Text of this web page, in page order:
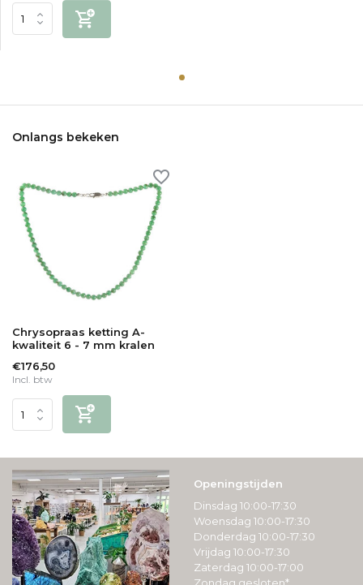
Onlangs bekeken
Chrysopraas ketting A-
kwaliteit 6 - 7 mm kralen
€176,50
Incl. btw
Openingstijden
Dinsdag 10:00-17:30
Woensdag 10:00-17:30
Donderdag 10:00-17:30
Vrijdag 10:00-17:30
Zaterdag 10:00-17:00